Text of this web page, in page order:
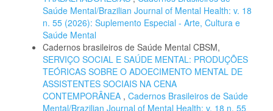
Saúde Mental/Brazilian Journal of Mental Health: v. 18
n. 55 (2026): Suplemento Especial - Arte, Cultura e
Saúde Mental
Cadernos brasileiros de Saúde Mental CBSM,
SERVIÇO SOCIAL E SAÚDE MENTAL: PRODUÇÕES
TEÓRICAS SOBRE O ADOECIMENTO MENTAL DE
ASSISTENTES SOCIAIS NA CENA
CONTEMPORÂNEA , Cadernos Brasileiros de Saúde
Mental/Brazilian Journal of Mental Health: v. 18 n. 55